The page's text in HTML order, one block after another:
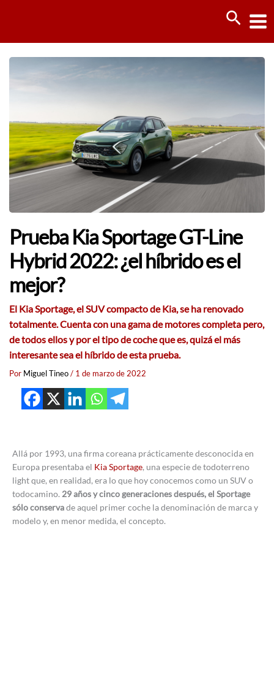
Prueba Kia Sportage GT-Line
Hybrid 2022: ¿el híbrido es el
mejor?
El Kia Sportage, el SUV compacto de Kia, se ha renovado
totalmente. Cuenta con una gama de motores completa pero,
de todos ellos y por el tipo de coche que es, quizá el más
interesante sea el híbrido de esta prueba.
Por Miguel Tineo/ 1 de marzo de 2022
Allá por 1993, una firma coreana prácticamente desconocida en
Europa presentaba el Kia Sportage, una especie de todoterreno
light que, en realidad, era lo que hoy conocemos como un SUV o
todocamino. 29 años y cinco generaciones después, el Sportage
sólo conservade aquel primer coche la denominación de marca y
modelo y, en menor medida, el concepto.